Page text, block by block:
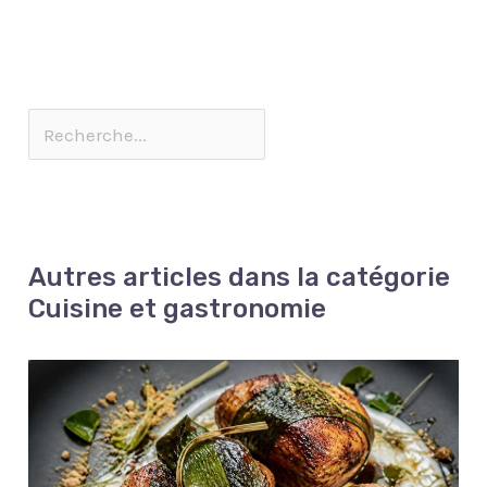
pour accompagner des
plateaux de charcuterie
la fois praticité et
esthétique. Leur design
raffiné en fait
également un cadeau
idéal.
lave-vaisselle rapide et
odeur persistante ni
et des sauces, ces bols
en céramique
fonctionnent bien pour
des noix, des desserts,
ou même comme porte-
bijoux élégants. Petits
pots à sauce en
céramique adaptés pour
la cuisine, les
maison et bonne
Les baguettes de moins
de 4,5 mm d'épaisseur
sont difficiles à tenir. ✅
GENROKU ? Genroku 元
禄 est une ère japonaise
de 1688 à 1704, l'âge d'or
de la période Edo. La
caractéristique des
"baguettes Genroku" est
par paire.5 paires de
amoureux pour les
anniversaires ,
anniversaires, Noël et
crémaillère, etc. 【Motif
Laser Unique】: Les
baguettes de haute
qualité revêtues de
titane argenté vous
mettent à l'aise lorsque
Autres articles dans la catégorie
Cuisine et gastronomie